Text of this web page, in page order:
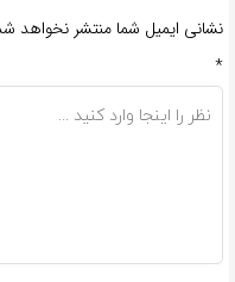
نشانی ایمیل شما منتشر نخواهد
*